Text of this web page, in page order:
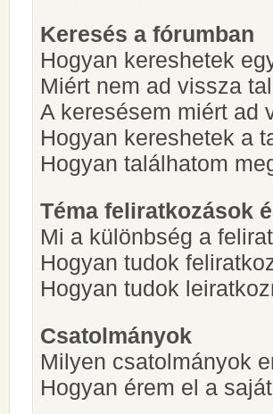
Keresés a fórumban
Hogyan kereshetek
Miért nem ad vissza
A keresésem miért ad
Hogyan kereshetek a
Hogyan találhatom
Téma feliratkozások
Mi a különbség a
Hogyan tudok
Hogyan tudok
Csatolmányok
Milyen csatolmányok
Hogyan érem el a